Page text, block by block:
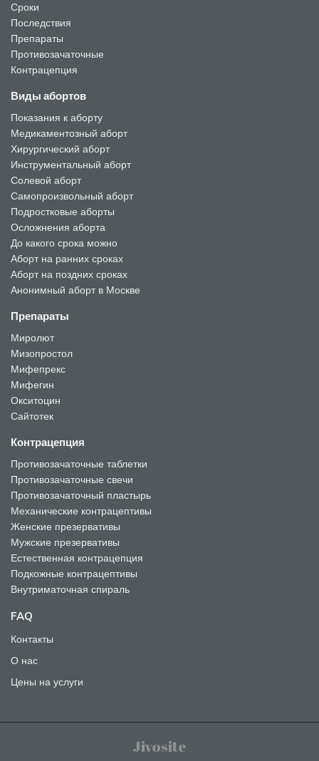
Сроки
Последствия
Препараты
Противозачаточные
Контрацепция
Виды абортов
Показания к аборту
Медикаментозный аборт
Хирургический аборт
Инструментальный аборт
Солевой аборт
Самопроизвольный аборт
Подростковые аборты
Осложнения аборта
До какого срока можно
Аборт на ранних сроках
Аборт на поздних сроках
Анонимный аборт в Москве
Препараты
Миролют
Мизопростол
Мифепрекс
Мифегин
Окситоцин
Сайтотек
Контрацепция
Противозачаточные таблетки
Противозачаточные свечи
Противозачаточный пластырь
Механические контрацептивы
Женские презервативы
Мужские презервативы
Естественная контрацепция
Подкожные контрацептивы
Внутриматочная спираль
FAQ
Контакты
О нас
Цены на услуги
Jivosite